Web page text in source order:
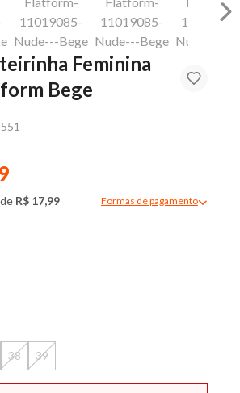
Feminina
Bege
de R$ 17,99 Formas de pagamento
38 39